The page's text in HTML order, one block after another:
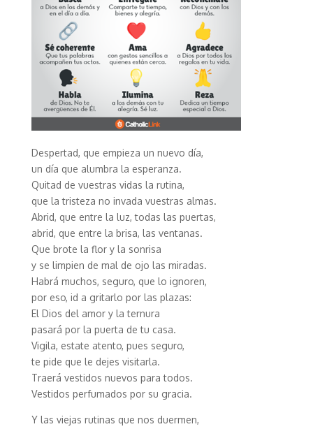
Despertad, que empieza un nuevo día,
un día que alumbra la esperanza.
Quitad de vuestras vidas la rutina,
que la tristeza no invada vuestras almas.
Abrid, que entre la luz, todas las puertas,
abrid, que entre la brisa, las ventanas.
Que brote la flor y la sonrisa
y se limpien de mal de ojo las miradas.
Habrá muchos, seguro, que lo ignoren,
por eso, id a gritarlo por las plazas:
El Dios del amor y la ternura
pasará por la puerta de tu casa.
Vigila, estate atento, pues seguro,
te pide que le dejes visitarla.
Traerá vestidos nuevos para todos.
Vestidos perfumados por su gracia.
Y las viejas rutinas que nos duermen,